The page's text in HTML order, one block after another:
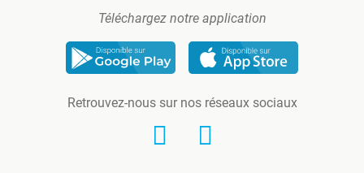
Téléchargez notre application
Retrouvez-nous sur nos réseaux sociaux